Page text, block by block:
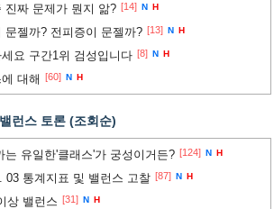
진짜 문제가 뭔지 앎? [14] N H
문젤까? 전피증이 문젤까? [13] N H
요 구간1위 검성입니다 [8] N H
대해 [60] N H
런스 토론 (조회순)
는 유일한'클래스'가 궁성이거든? [124] N H
03 통계지표 및 밸런스 고찰 [87] N H
상 밸런스 [31] N H